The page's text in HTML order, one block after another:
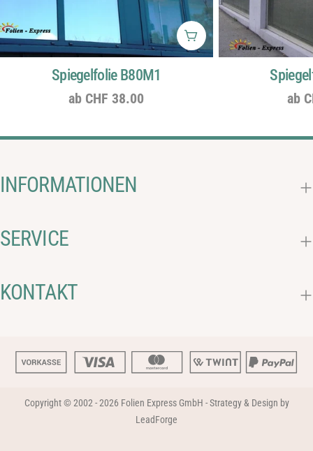
Wählen Sie Optionen
Spiegelfolie B80M1
Regulärer
ab CHF 38.00 ab
INFORMATIONEN
SERVICE
KONTAKT
Copyright © 2002 - 2026 Folien Express GmbH -Strategy & Design by
LeadForge